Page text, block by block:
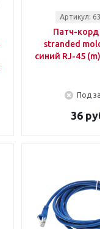
Артикул:
Патч-корд
stranded
синий RJ-45
Под
36